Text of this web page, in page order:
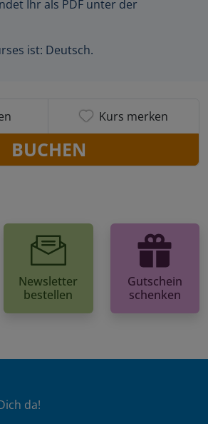
Ihr als PDF unter der
ist: Deutsch.
Kurs merken
BUCHEN
Newsletter
bestellen
Gutschein
schenken
da!